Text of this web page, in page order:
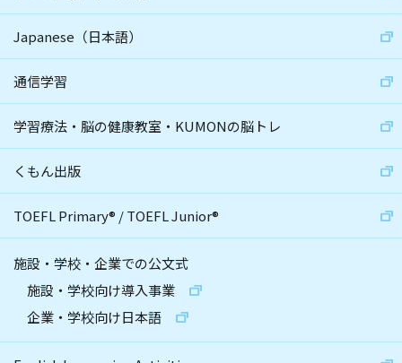
Japanese（日本語）
通信学習
学習療法・脳の健康教室・KUMONの脳トレ
くもん出版
TOEFL Primary® /TOEFL Junior®
施設・学校・企業での公文式
施設・学校向け導入事業
企業・学校向け日本語